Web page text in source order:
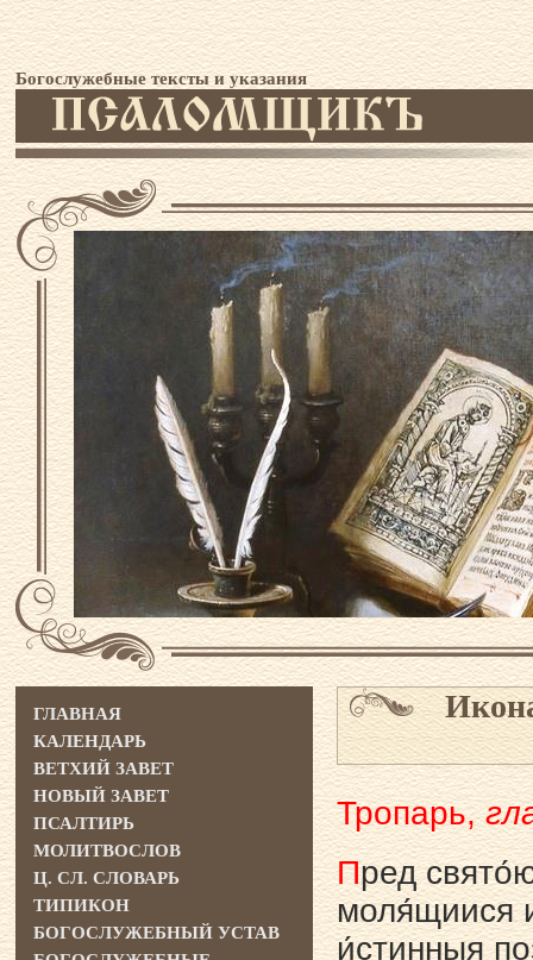
Богослужебные тексты и указания
Тропарь,
Пpед
моля́щиися
и́стинныя
ГЛАВНАЯ
КАЛЕНДАРЬ
ВЕТХИЙ ЗАВЕТ
НОВЫЙ ЗАВЕТ
ПСАЛТИРЬ
МОЛИТВОСЛОВ
Ц. СЛ. СЛОВАРЬ
ТИПИКОН
БОГОСЛУЖЕБНЫЙ УСТАВ